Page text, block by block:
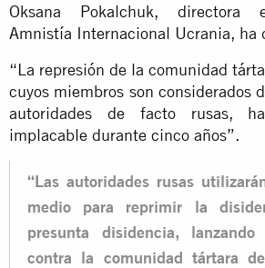
Oksana Pokalchuk, directora
Amnistía Internacional Ucrania, ha
“La represión de la comunidad
cuyos miembros son considerados
autoridades de facto rusas,
implacable durante cinco años”.
“Las autoridades rusas
medio para reprimir la
presunta disidencia,
contra la comunidad tártara